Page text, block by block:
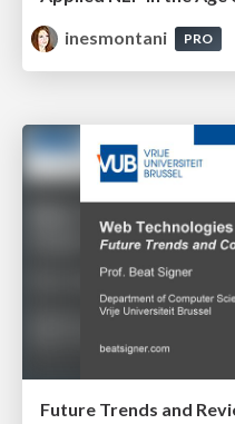
inesmontani
PRO